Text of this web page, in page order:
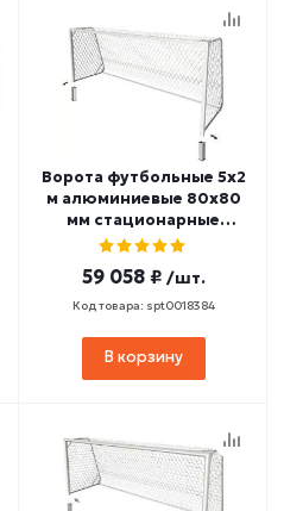
Ворота футбольные 5х2
м алюминиевые 80х80
мм стационарные
SPORTWERK (SpW-AS-
59 058 ₽ /шт.
Код товара: spt0018384
В корзину